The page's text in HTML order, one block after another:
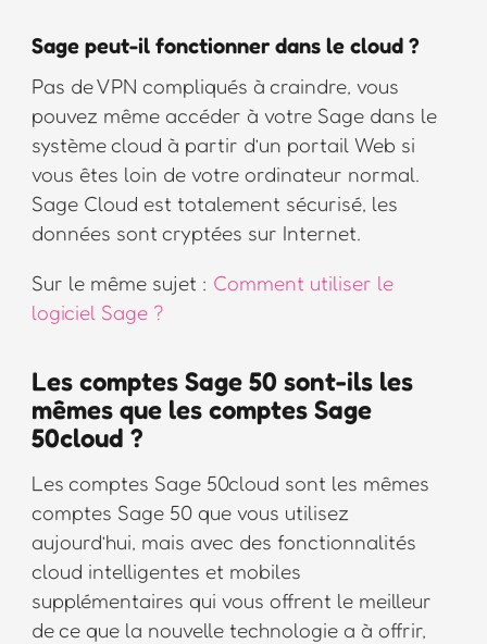
Sage peut-il fonctionner dans le cloud ?
Pas de VPN compliqués à craindre, vous
pouvez même accéder à votre Sage dans le
système cloud à partir d’un portail Web si
vous êtes loin de votre ordinateur normal.
Sage Cloud est totalement sécurisé, les
données sont cryptées sur Internet.
Sur le même sujet : Comment utiliser le
logiciel Sage ?
Les comptes Sage 50 sont-ils les
mêmes que les comptes Sage
50cloud ?
Les comptes Sage 50cloud sont les mêmes
comptes Sage 50 que vous utilisez
aujourd’hui, mais avec des fonctionnalités
cloud intelligentes et mobiles
supplémentaires qui vous offrent le meilleur
de ce que la nouvelle technologie a à offrir,